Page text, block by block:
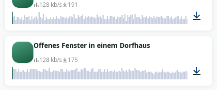
128 kb/s 191
Offenes Fenster in einem Dorfhaus
128 kb/s 175